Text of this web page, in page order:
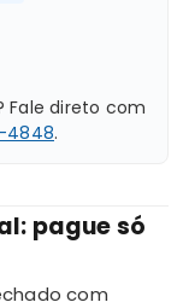
Fale direto com
4848.
pague só
com